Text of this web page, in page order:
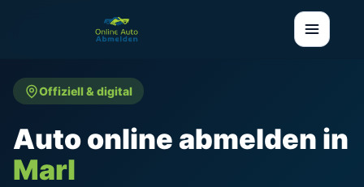
Offiziell & digital
Auto online abmelden in
Marl